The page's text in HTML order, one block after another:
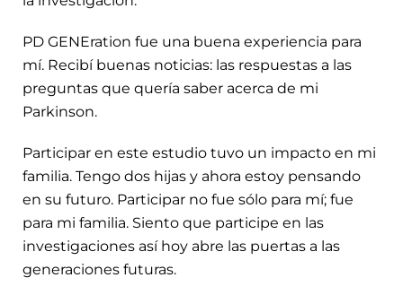
PD GENEration fue una buena experiencia para
mí. Recibí buenas noticias: las respuestas a las
preguntas que quería saber acerca de mi
Parkinson.
Participar en este estudio tuvo un impacto en mi
familia. Tengo dos hijas y ahora estoy pensando
en su futuro. Participar no fue sólo para mí; fue
para mi familia. Siento que participe en las
investigaciones así hoy abre las puertas a las
generaciones futuras.